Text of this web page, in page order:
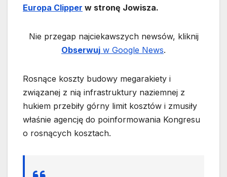
Europa Clipper w stronę Jowisza.
Nie przegap najciekawszych newsów, kliknij
Obserwuj w Google News.
Rosnące koszty budowy megarakiety i
związanej z nią infrastruktury naziemnej z
hukiem przebiły górny limit kosztów i zmusiły
właśnie agencję do poinformowania Kongresu
o rosnących kosztach.